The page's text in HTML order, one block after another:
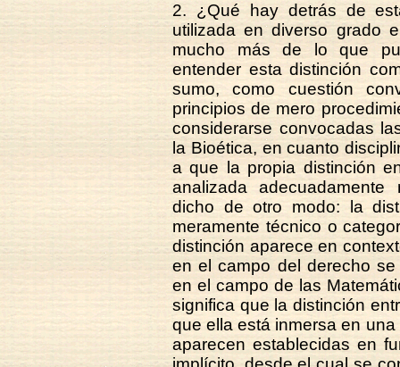
2. ¿Qué hay detrás de
utilizada en diverso grado
mucho más de lo que
entender esta distinción
sumo, como cuestión
principios de mero
considerarse convocadas
la Bioética, en cuanto
a que la propia distinción
analizada
dicho de otro modo: la
meramente técnico o
distinción aparece en
en el campo del derecho
en el campo de las
significa que la distinción
que ella está inmersa en
aparecen establecidas en